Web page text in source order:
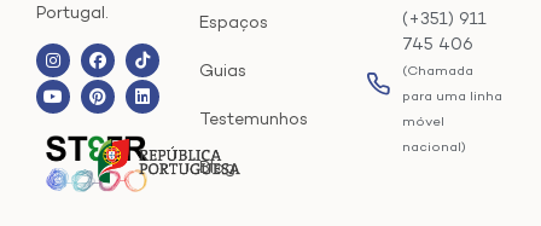
Portugal.
Espaços
Guias
Testemunhos
Blog
(+351) 911
745 406
(Chamada
para uma linha
móvel
nacional)